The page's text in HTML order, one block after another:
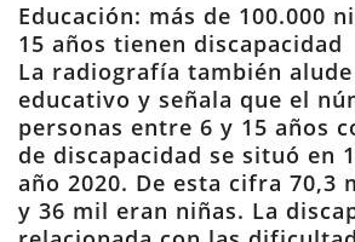
Educación: más de 100.000
15 años tienen discapacidad
La radiografía también
educativo y señala que el
personas entre 6 y 15 años
de discapacidad se situó en
año 2020. De esta cifra 70,3
y 36 mil eran niñas. La